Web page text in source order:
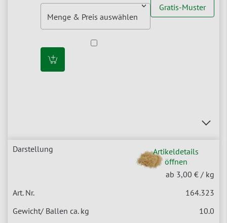
Gratis-Muster
Artikeldetails
öffnen
ab 3,00 € / kg
164.323
10.0